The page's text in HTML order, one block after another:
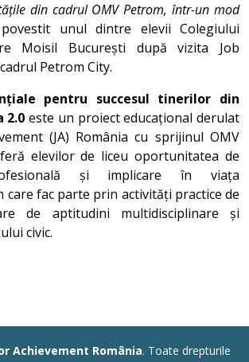
din cadrul OMV Petrom, într-un mod
unul dintre elevii Colegiului
Moisil București după vizita Job
Petrom City.
pentru succesul tinerilor din
2.0 este un proiect educațional derulat
(JA) România cu sprijinul OMV
elevilor de liceu oportunitatea de
și implicare în viața
fac parte prin activități practice de
de aptitudini multidisciplinare și
civic.
Achievement România. Toate drepturile